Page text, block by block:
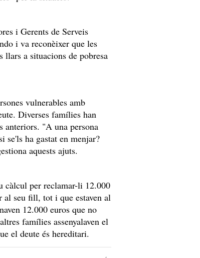
i Gerents de Serveis
i va reconèixer que les
llars a situacions de pobresa
vulnerables amb
Diverses famílies han
anteriors. "A una persona
se'ls ha gastat en menjar?
aquests ajuts.
càlcul per reclamar-li 12.000
al seu fill, tot i que estaven al
12.000 euros que no
famílies assenyalaven el
el deute és hereditari.